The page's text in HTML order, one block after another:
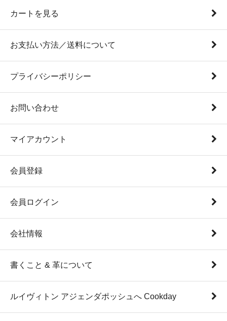
カートを見る
お支払い方法／送料について
プライバシーポリシー
お問い合わせ
マイアカウント
会員登録
会員ログイン
会社情報
書くこと & 革について
ルイヴィトン アジェンダポッシュへ Cookday